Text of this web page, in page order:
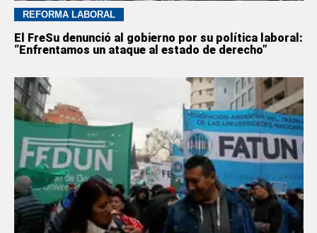
REFORMA LABORAL
El FreSu denunció al gobierno por su política laboral:
“Enfrentamos un ataque al estado de derecho”